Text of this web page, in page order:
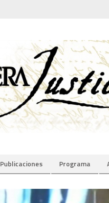
Publicaciones Programa